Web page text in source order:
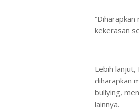
kekerasan
Lebih lanjut,
diharapkan
bullying,
lainnya.